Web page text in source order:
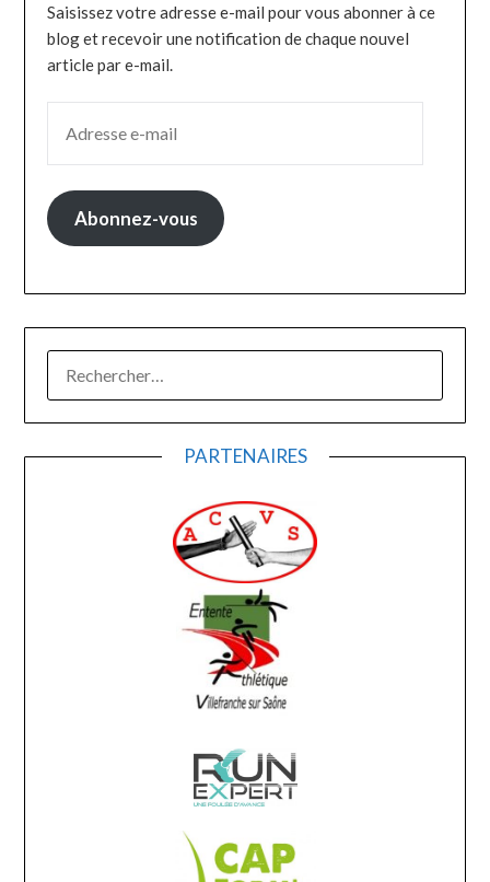
Saisissez votre adresse e-mail pour vous abonner à ce
blog et recevoir une notification de chaque nouvel
article par e-mail.
Abonnez-vous
PARTENAIRES